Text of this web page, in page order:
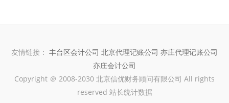
友情链接： 丰台区会计公司 北京代理记账公司 亦庄代理记账公司
亦庄会计公司
Copyright ＠ 2008-2030 北京信优财务顾问有限公司 All rights
reserved 站长统计数据